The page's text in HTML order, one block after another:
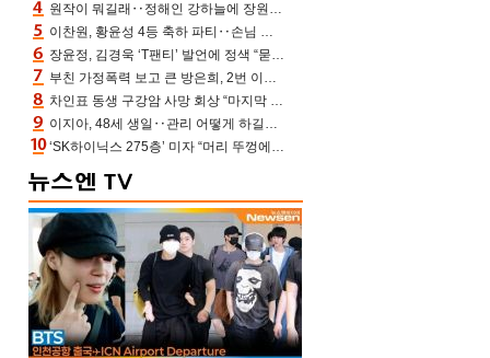
원작이 뭐길래‥정해인 강하늘에 장원영까지 참여한 이 영화
이찬원, 황윤성 4등 축하 파티‥손님 모으려 블랙핑크 지수와 친한 척(편스토랑)[어제TV]
장윤정, 김경욱 ‘T팬티’ 발언에 정색 “묻지 않았는데, 그것도 성희롱”(장공장)
부친 가정폭력 보고 큰 방은희, 2번 이혼 후 잠수→母 고독사에 자책(특종세상)[어제TV]
차인표 동생 구강암 사망 회상 “마지막 순간 동생 손 잡아준 신애라, 두고두고 고마워” (신애라이프)
이지아, 48세 생일‥관리 어떻게 하길래 놀라운 동안 미모
‘SK하이닉스 275층’ 미자 “머리 뚜껑에서 사, 주식만 안 해도 돈 버는 것”